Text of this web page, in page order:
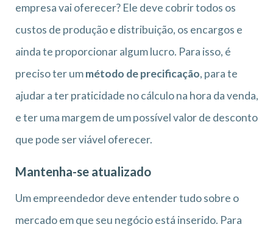
empresa vai oferecer? Ele deve cobrir todos os
custos de produção e distribuição, os encargos e
ainda te proporcionar algum lucro. Para isso, é
preciso ter ummétodo de precificação, para te
ajudar a ter praticidade no cálculo na hora da venda,
e ter uma margem de um possível valor de desconto
que pode ser viável oferecer.
Mantenha-se atualizado
Um empreendedor deve entender tudo sobre o
mercado em que seu negócio está inserido. Para